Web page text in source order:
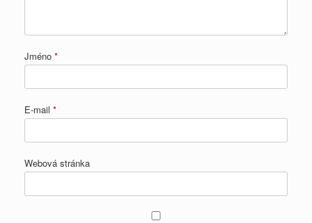
Jméno *
E-mail *
Webová stránka